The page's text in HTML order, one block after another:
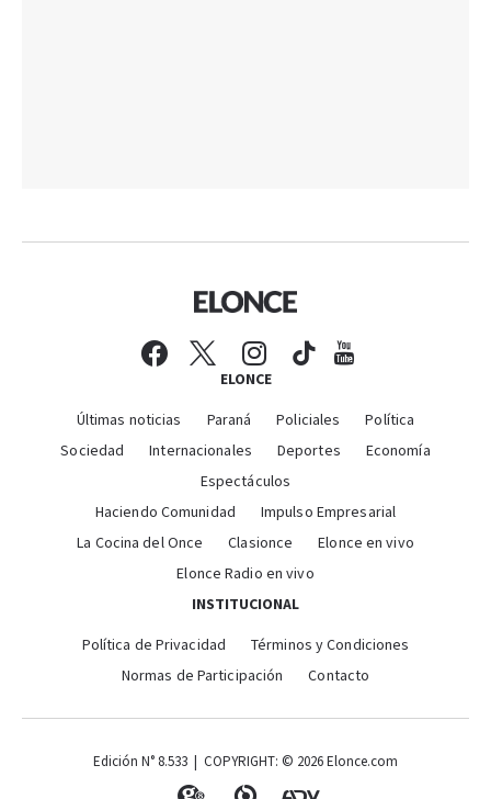
ELONCE
Últimas noticias Paraná Policiales
Política
Sociedad
Internacionales Deportes
Economía
Espectáculos
Haciendo Comunidad
Impulso Empresarial
La Cocina del Once
Clasionce
Elonce en vivo
Elonce Radio en vivo
INSTITUCIONAL
Política de Privacidad
Términos y Condiciones
Normas de Participación
Contacto
Edición N° 8.533 | COPYRIGHT: © 2026 Elonce.com